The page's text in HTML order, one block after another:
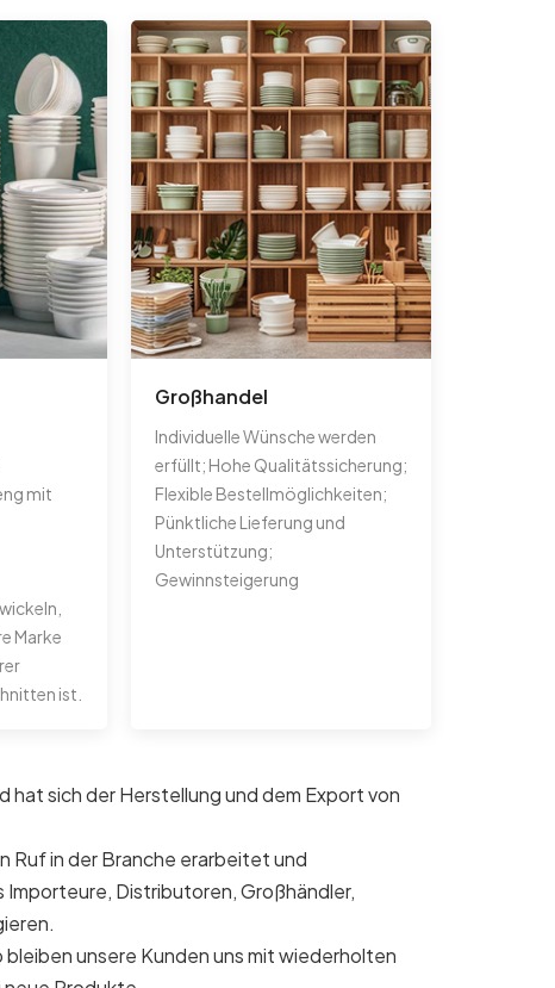
mit
Marke
ist.
Großhandel
Individuelle Wünsche werden
erfüllt; Hohe Qualitätssicherung;
Flexible Bestellmöglichkeiten;
Pünktliche Lieferung und
Unterstützung;
Gewinnsteigerung
sich der Herstellung und dem Export von
Ruf in der Branche erarbeitet und
Distributoren, Großhändler,
unsere Kunden uns mit wiederholten